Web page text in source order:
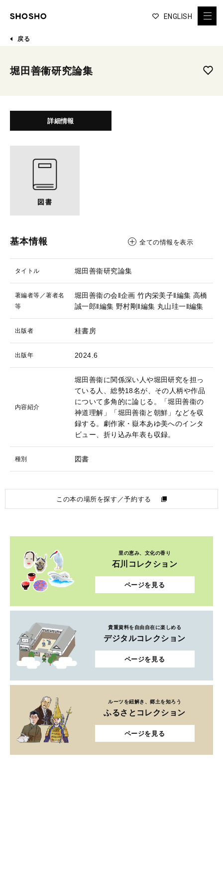
ENGLISH
戻る
堀田善衞研究論集
詳細情報
基本情報 全ての情報を表示
タイトル 堀田善衞研究論集
著編者等／著者名
等
堀田善衞の会‖企画 竹内栄美子‖編集 高橋
誠一郎‖編集 野村剛‖編集 丸山珪一‖編集
出版者 桂書房
出版年 2024.6
内容紹介
堀田善衞に関係深い人や堀田研究を担っ
ている人、総勢18名が、その人柄や作品
について多角的に論じる。「堀田善衞の
神道理解」「堀田善衞と朝鮮」などを収
録する。劇作家・嶽本あゆ美へのインタ
ビュー、折り込み年表も収録。
種別 図書
この本の場所を探す／予約する
里の恵み、文化の香り
石川コレクション
ページを見る
貴重資料を自由自在に楽しめる
デジタルコレクション
ページを見る
ルーツを紐解き、郷土を知ろう
ふるさとコレクション
ページを見る